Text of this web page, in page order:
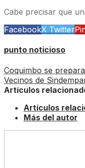
Cabe precisar que
FacebookX Twitter
punto noticioso
Coquimbo se
Vecinos de
Artículos
Artículos
Más del autor